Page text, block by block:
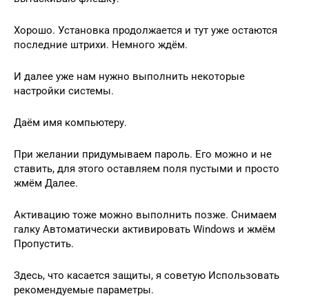
Хорошо. Установка продолжается и тут уже остаются
последние штрихи. Немного ждём.
И далее уже нам нужно выполнить некоторые
настройки системы.
Даём имя компьютеру.
При желании придумываем пароль. Его можно и не
ставить, для этого оставляем поля пустыми и просто
жмём Далее.
Активацию тоже можно выполнить позже. Снимаем
галку Автоматически активировать Windows и жмём
Пропустить.
Здесь, что касается защиты, я советую Использовать
рекомендуемые параметры.